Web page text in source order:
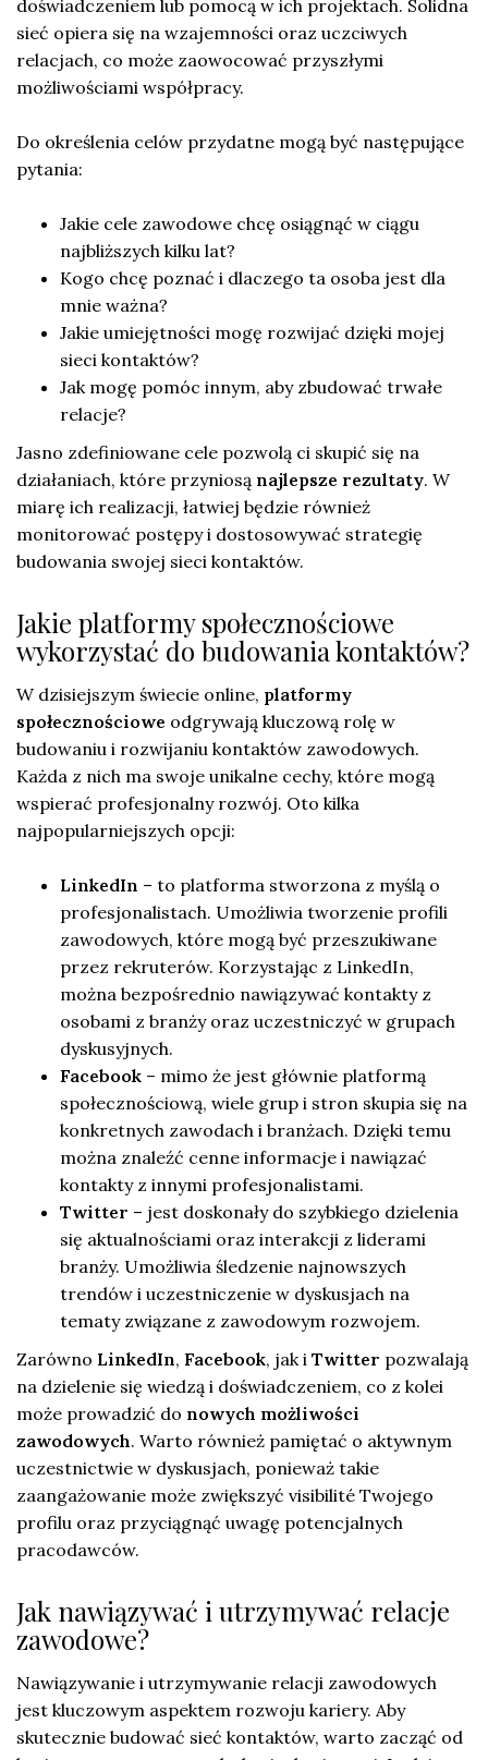
doświadczeniem lub pomocą w ich projektach. Solidna
sieć opiera się na wzajemności oraz uczciwych
relacjach, co może zaowocować przyszłymi
możliwościami współpracy.
Do określenia celów przydatne mogą być następujące
pytania:
Jakie cele zawodowe chcę osiągnąć w ciągu
najbliższych kilku lat?
Kogo chcę poznać i dlaczego ta osoba jest dla
mnie ważna?
Jakie umiejętności mogę rozwijać dzięki mojej
sieci kontaktów?
Jak mogę pomóc innym, aby zbudować trwałe
relacje?
Jasno zdefiniowane cele pozwolą ci skupić się na
działaniach, które przyniosą najlepsze rezultaty. W
miarę ich realizacji, łatwiej będzie również
monitorować postępy i dostosowywać strategię
budowania swojej sieci kontaktów.
Jakie platformy społecznościowe
wykorzystać do budowania kontaktów?
W dzisiejszym świecie online, platformy
społecznościowe odgrywają kluczową rolę w
budowaniu i rozwijaniu kontaktów zawodowych.
Każda z nich ma swoje unikalne cechy, które mogą
wspierać profesjonalny rozwój. Oto kilka
najpopularniejszych opcji:
LinkedIn – to platforma stworzona z myślą o
profesjonalistach. Umożliwia tworzenie profili
zawodowych, które mogą być przeszukiwane
przez rekruterów. Korzystając z LinkedIn,
można bezpośrednio nawiązywać kontakty z
osobami z branży oraz uczestniczyć w grupach
dyskusyjnych.
Facebook – mimo że jest głównie platformą
społecznościową, wiele grup i stron skupia się na
konkretnych zawodach i branżach. Dzięki temu
można znaleźć cenne informacje i nawiązać
kontakty z innymi profesjonalistami.
Twitter – jest doskonały do szybkiego dzielenia
się aktualnościami oraz interakcji z liderami
branży. Umożliwia śledzenie najnowszych
trendów i uczestniczenie w dyskusjach na
tematy związane z zawodowym rozwojem.
Zarówno LinkedIn, Facebook, jak i Twitter pozwalają
na dzielenie się wiedzą i doświadczeniem, co z kolei
może prowadzić do nowych możliwości
zawodowych. Warto również pamiętać o aktywnym
uczestnictwie w dyskusjach, ponieważ takie
zaangażowanie może zwiększyć visibilité Twojego
profilu oraz przyciągnąć uwagę potencjalnych
pracodawców.
Jak nawiązywać i utrzymywać relacje
zawodowe?
Nawiązywanie i utrzymywanie relacji zawodowych
jest kluczowym aspektem rozwoju kariery. Aby
skutecznie budować sieć kontaktów, warto zacząć od